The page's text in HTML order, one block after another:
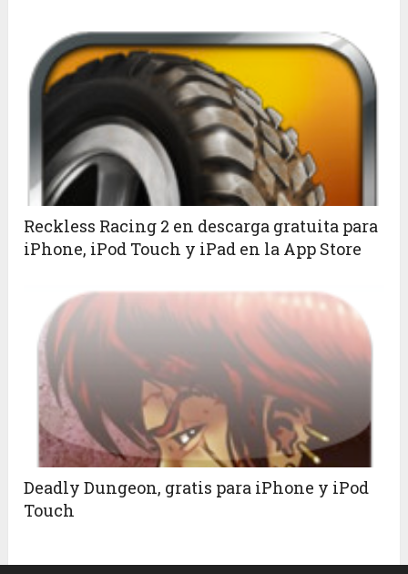
Reckless Racing 2 en descarga gratuita para
iPhone, iPod Touch y iPad en la App Store
Deadly Dungeon, gratis para iPhone y iPod
Touch